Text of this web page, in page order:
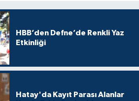
HBB’den Defne’de Renkli Yaz
Etkinliği
Hatay'da Kayıt Parası Alanlar